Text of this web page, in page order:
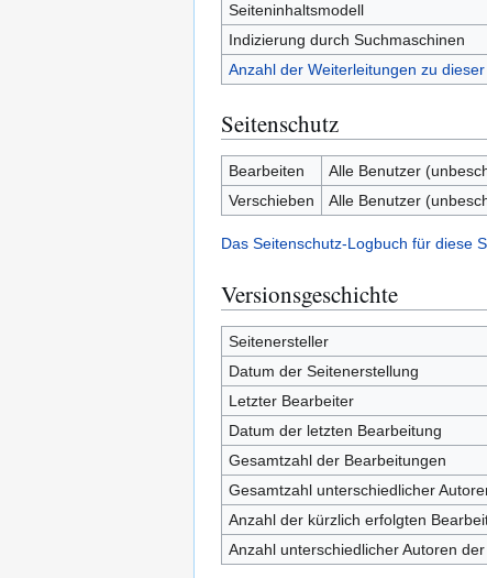
Seiteninhaltsmodell
Indizierung durch Suchmaschinen
Anzahl der Weiterleitungen zu
Seitenschutz
Bearbeiten
Alle Benutzer
Verschieben
Alle Benutzer
Das Seitenschutz-Logbuch für diese
Versionsgeschichte
Seitenersteller
Datum der Seitenerstellung
Letzter Bearbeiter
Datum der letzten Bearbeitung
Gesamtzahl der Bearbeitungen
Gesamtzahl unterschiedlicher
Anzahl der kürzlich erfolgten
Anzahl unterschiedlicher Autoren